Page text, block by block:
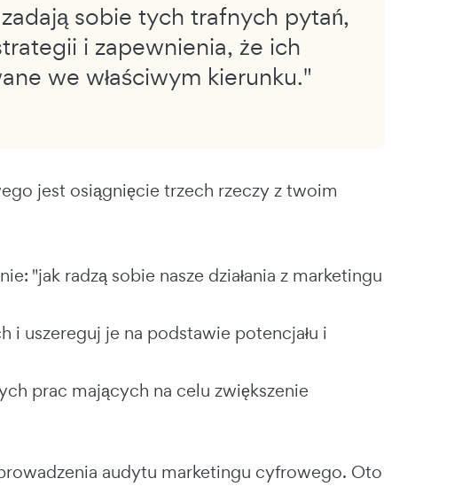
sobie tych trafnych pytań,
i zapewnienia, że ich
we właściwym kierunku."
jest osiągnięcie trzech rzeczy z twoim
"jak radzą sobie nasze działania z marketingu
uszereguj je na podstawie potencjału i
prac mających na celu zwiększenie
audytu marketingu cyfrowego. Oto